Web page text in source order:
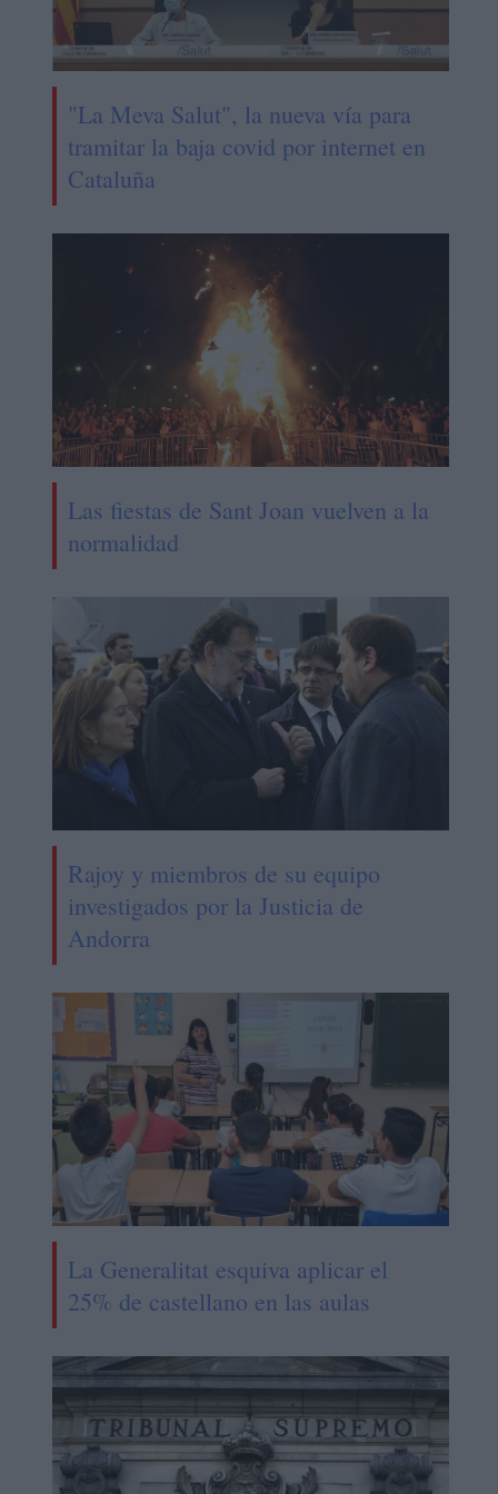
"La Meva Salut", la nueva vía para
tramitar la baja covid por internet en
Cataluña
Las fiestas de Sant Joan vuelven a la
normalidad
Rajoy y miembros de su equipo
investigados por la Justicia de
Andorra
La Generalitat esquiva aplicar el
25% de castellano en las aulas